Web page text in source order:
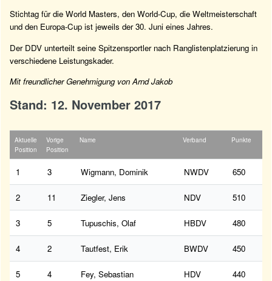
Stichtag für die World Masters, den World-Cup, die Weltmeisterschaft
und den Europa-Cup ist jeweils der 30. Juni eines Jahres.
Der DDV unterteilt seine Spitzensportler nach Ranglistenplatzierung in
verschiedene Leistungskader.
Mit freundlicher Genehmigung von Arnd Jakob
Stand: 12. November 2017
Aktuelle
Position
Vorige
Position
Name Verband Punkte
1 3 Wigmann, Dominik NWDV 650
2 11 Ziegler, Jens NDV 510
3 5 Tupuschis, Olaf HBDV 480
4 2 Tautfest, Erik BWDV 450
5 4 Fey, Sebastian HDV 440